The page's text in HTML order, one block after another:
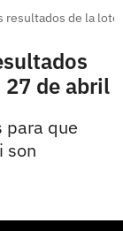
resultados de la
de abril
para que
son